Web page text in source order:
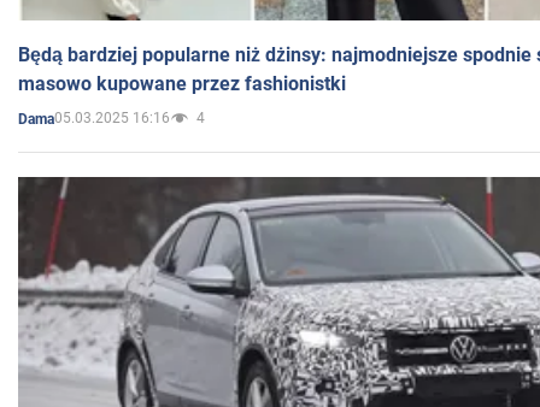
Będą bardziej popularne niż dżinsy: najmodniejsze spodnie
masowo kupowane przez fashionistki
Dama05.03.2025 16:16 4